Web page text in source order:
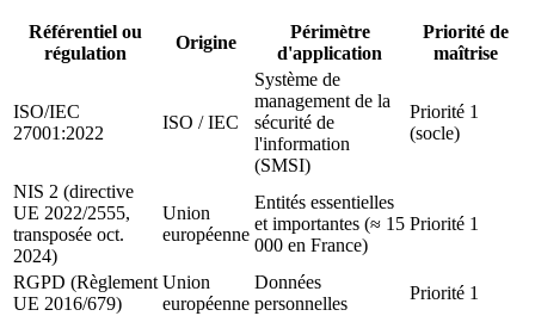
Référentiel ou
régulation
Origine
Périmètre
d'application
Priorité de
maîtrise
ISO/IEC
27001:2022
ISO / IEC
Système de
management de la
sécurité de
l'information
(SMSI)
Priorité 1
(socle)
NIS 2 (directive
UE 2022/2555,
transposée oct.
2024)
Union
européenne
Entités essentielles
et importantes (≈ 15
000 en France)
Priorité 1
RGPD (Règlement
UE 2016/679)
Union
européenne
Données
personnelles
Priorité 1